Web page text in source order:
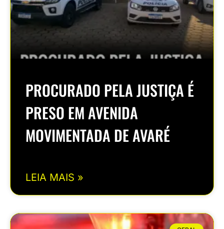
PROCURADO PELA JUSTIÇA É
PRESO EM AVENIDA
MOVIMENTADA DE AVARÉ
LEIA MAIS »